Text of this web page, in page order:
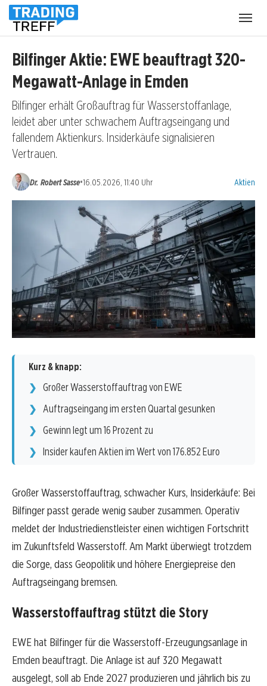
Bilfinger Aktie: EWE beauftragt 320-
Megawatt-Anlage in Emden
Bilfinger erhält Großauftrag für Wasserstoffanlage,
leidet aber unter schwachem Auftragseingang und
fallendem Aktienkurs. Insiderkäufe signalisieren
Vertrauen.
Dr. Robert Sasse•16.05.2026, 11:40 Uhr Aktien
Kurz & knapp:
Großer Wasserstoffauftrag von EWE
Auftragseingang im ersten Quartal gesunken
Gewinn legt um 16 Prozent zu
Insider kaufen Aktien im Wert von 176.852 Euro
Großer Wasserstoffauftrag, schwacher Kurs, Insiderkäufe: Bei
Bilfinger passt gerade wenig sauber zusammen. Operativ
meldet der Industriedienstleister einen wichtigen Fortschritt
im Zukunftsfeld Wasserstoff. Am Markt überwiegt trotzdem
die Sorge, dass Geopolitik und höhere Energiepreise den
Auftragseingang bremsen.
Wasserstoffauftrag stützt die Story
EWE hat Bilfinger für die Wasserstoff-Erzeugungsanlage in
Emden beauftragt. Die Anlage ist auf 320 Megawatt
ausgelegt, soll ab Ende 2027 produzieren und jährlich bis zu